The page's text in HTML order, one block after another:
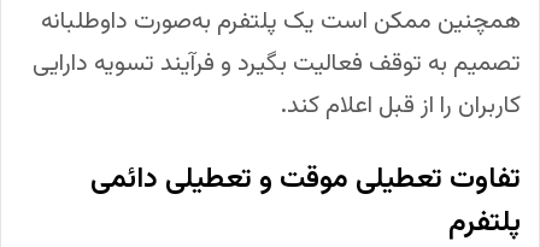
همچنین ممکن است یک پلتفرم به‌صورت داوطلبانه
تصمیم به توقف فعالیت بگیرد و فرآیند تسویه دارایی
کاربران را از قبل اعلام کند.
تفاوت تعطیلی موقت و تعطیلی دائمی
پلتفرم